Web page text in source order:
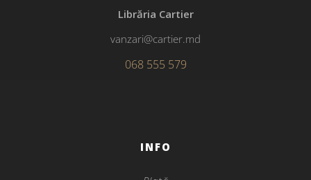
Librăria Cartier
vanzari@cartier.md
068 555 579
INFO